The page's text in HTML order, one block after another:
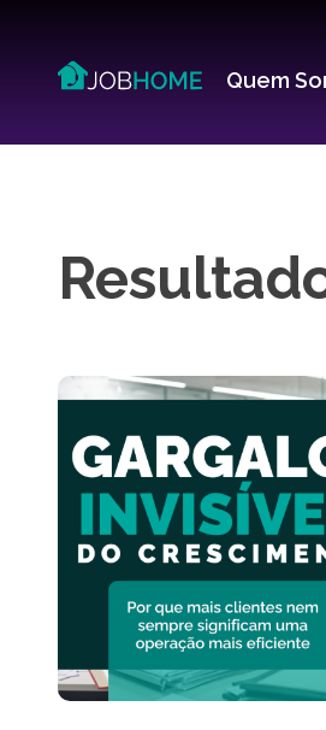
Quem